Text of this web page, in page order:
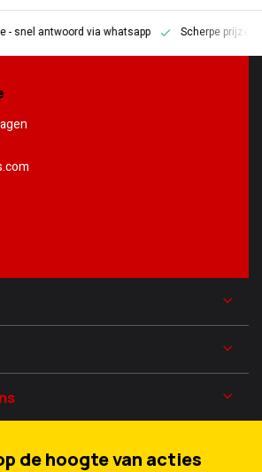
antwoord via whatsapp Scherpe prijzen
de hoogte van acties